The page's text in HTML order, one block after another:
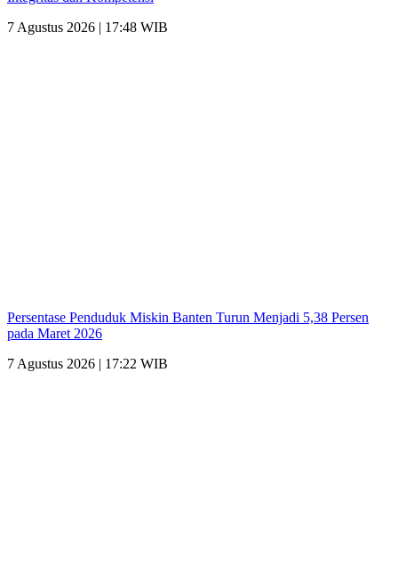
7 Agustus 2026 | 17:48 WIB
Persentase Penduduk Miskin Banten Turun Menjadi 5,38 Persen
pada Maret 2026
7 Agustus 2026 | 17:22 WIB